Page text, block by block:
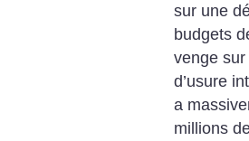
sur une
budgets
venge sur
d’usure
a
millions